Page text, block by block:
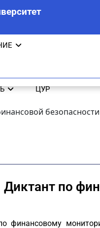
ЦУР
Диктант по
финансовому